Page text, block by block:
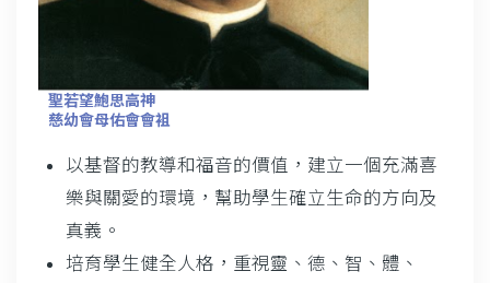
聖若望鮑思高神
慈幼會母佑會會袓
以基督的教導和福音的價值，建立一個充滿喜
樂與關愛的環境，幫助學生確立生命的方向及
真義。
培育學生健全人格，重視靈、德、智、體、